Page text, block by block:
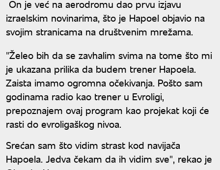
On je već na aerodromu dao prvu izjavu
izraelskim novinarima, što je Hapoel objavio na
svojim stranicama na društvenim mrežama.
"Želeo bih da se zavhalim svima na tome što mi
je ukazana prilika da budem trener Hapoela.
Zaista imamo ogromna očekivanja. Pošto sam
godinama radio kao trener u Evroligi,
prepoznajem ovaj program kao projekat koji će
rasti do evroligaškog nivoa.
Srećan sam što vidim strast kod navijača
Hapoela. Jedva čekam da ih vidim sve", rekao je